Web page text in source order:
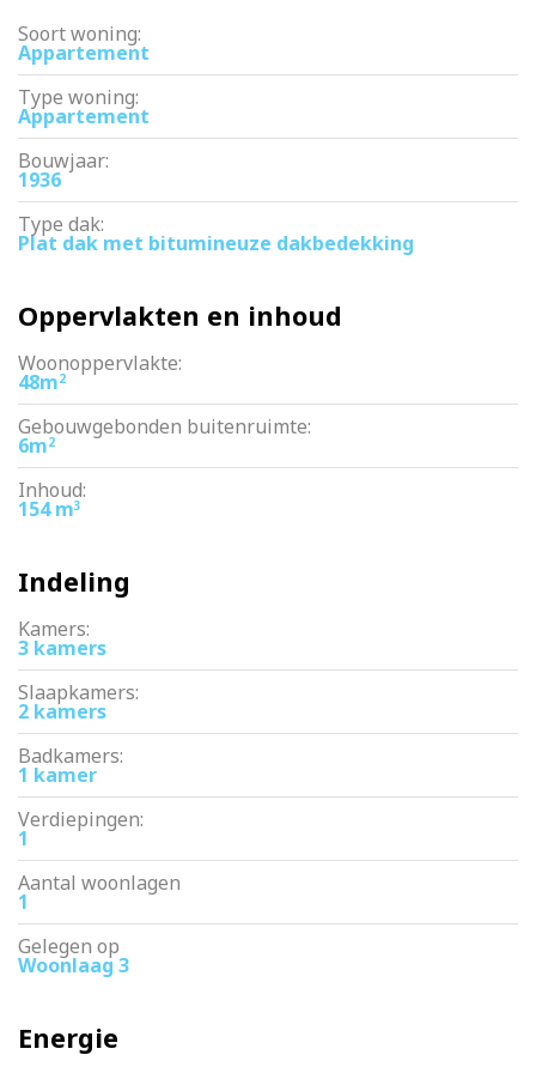
Soort woning:
Appartement
Type woning:
Appartement
Bouwjaar:
1936
Type dak:
Plat dak met bitumineuze dakbedekking
Oppervlakten en inhoud
Woonoppervlakte:
48m2
Gebouwgebonden buitenruimte:
6m2
Inhoud:
154 m3
Indeling
Kamers:
3 kamers
Slaapkamers:
2 kamers
Badkamers:
1 kamer
Verdiepingen:
1
Aantal woonlagen
1
Gelegen op
Woonlaag 3
Energie